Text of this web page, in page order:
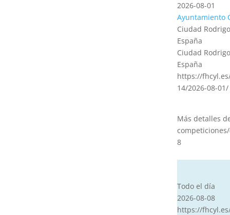
2026-08-01
Ayuntamiento
Ciudad
España
Ciudad
España
https://
14/2026-08-01/
Más detalles
8
Todo el día
2026-08-08
https://